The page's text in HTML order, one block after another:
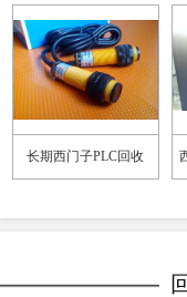
长期西门子PLC回收